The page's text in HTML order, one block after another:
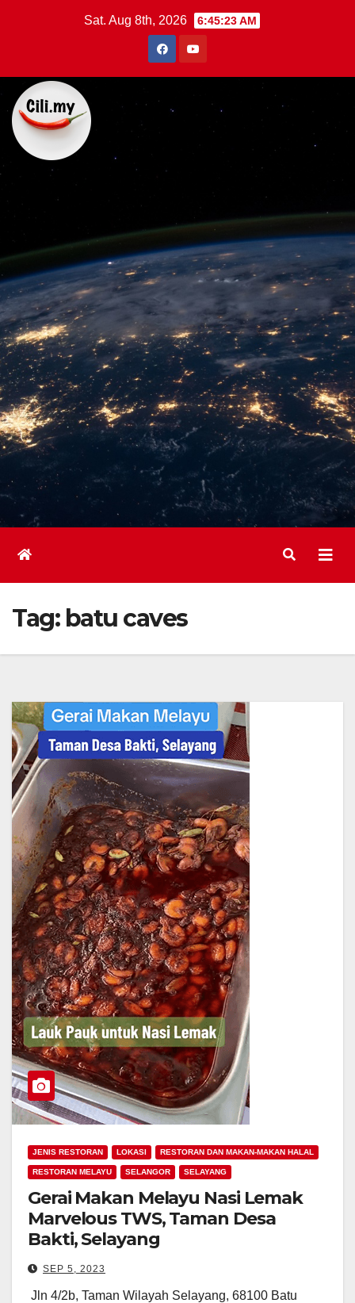
Sat. Aug 8th, 2026 6:45:23 AM
Tag: batu caves
JENIS RESTORAN LOKASI RESTORAN DAN MAKAN-MAKAN HALAL
RESTORAN MELAYU SELANGOR SELAYANG
Gerai Makan Melayu Nasi Lemak
Marvelous TWS, Taman Desa
Bakti, Selayang
SEP 5, 2023
Jln 4/2b, Taman Wilayah Selayang, 68100 Batu